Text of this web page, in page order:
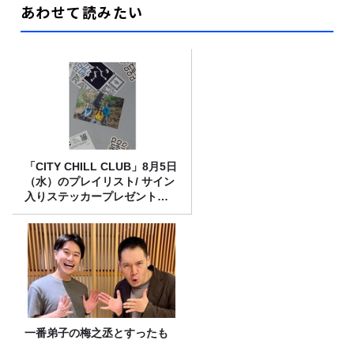
あわせて読みたい
「CITY CHILL CLUB」8月5日
（水）のプレイリスト/ サイン
入りステッカープレゼント有
り
一番弟子の梅之丞とすったも